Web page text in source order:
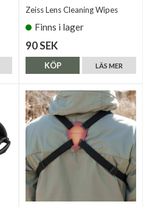
Zeiss Lens Cleaning Wipes
Finns i lager
90 SEK
LÄS MER
KÖP